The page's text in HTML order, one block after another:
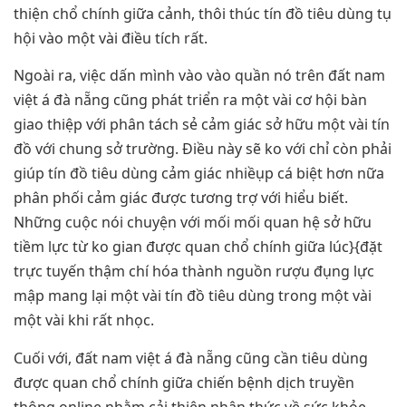
thiện chổ chính giữa cảnh, thôi thúc tín đồ tiêu dùng tụ
hội vào một vài điều tích rất.
Ngoài ra, việc dấn mình vào vào quần nó trên đất nam
việt á đà nẵng cũng phát triển ra một vài cơ hội bàn
giao thiệp với phân tách sẻ cảm giác sở hữu một vài tín
đồ với chung sở trường. Điều này sẽ ko với chỉ còn phải
giúp tín đồ tiêu dùng cảm giác nhiềụp cá biệt hơn nữa
phân phối cảm giác được tương trợ với hiểu biết.
Những cuộc nói chuyện với mối mối quan hệ sở hữu
tiềm lực từ ko gian được quan chổ chính giữa lúc}{đặt
trực tuyến thậm chí hóa thành nguồn rượu đụng lực
mập mang lại một vài tín đồ tiêu dùng trong một vài
một vài khi rất nhọc.
Cuối với, đất nam việt á đà nẵng cũng cần tiêu dùng
được quan chổ chính giữa chiến bệnh dịch truyền